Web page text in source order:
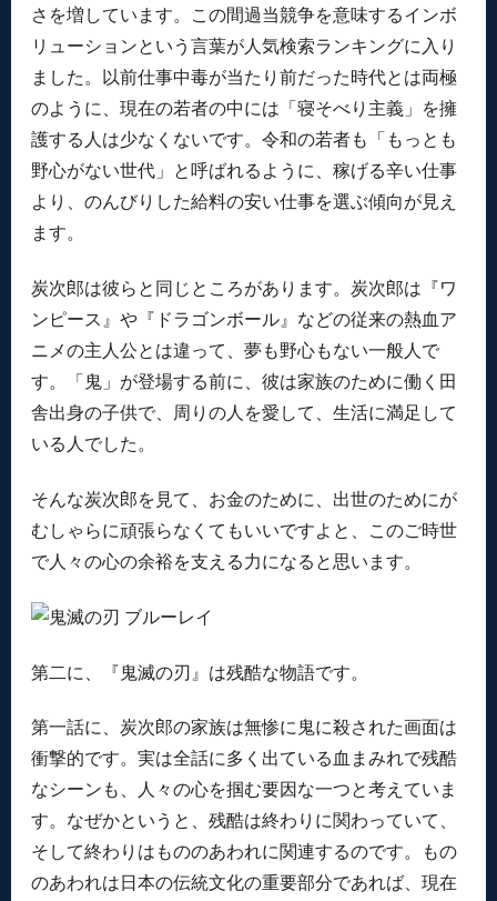
さを増しています。この間過当競争を意味するインボ
リューションという言葉が人気検索ランキングに入り
ました。以前仕事中毒が当たり前だった時代とは両極
のように、現在の若者の中には「寝そべり主義」を擁
護する人は少なくないです。令和の若者も「もっとも
野心がない世代」と呼ばれるように、稼げる辛い仕事
より、のんびりした給料の安い仕事を選ぶ傾向が見え
ます。
炭次郎は彼らと同じところがあります。炭次郎は『ワ
ンピース』や『ドラゴンボール』などの従来の熱血ア
ニメの主人公とは違って、夢も野心もない一般人で
す。「鬼」が登場する前に、彼は家族のために働く田
舎出身の子供で、周りの人を愛して、生活に満足して
いる人でした。
そんな炭次郎を見て、お金のために、出世のためにが
むしゃらに頑張らなくてもいいですよと、このご時世
で人々の心の余裕を支える力になると思います。
第二に、『鬼滅の刃』は残酷な物語です。
第一話に、炭次郎の家族は無惨に鬼に殺された画面は
衝撃的です。実は全話に多く出ている血まみれで残酷
なシーンも、人々の心を掴む要因な一つと考えていま
す。なぜかというと、残酷は終わりに関わっていて、
そして終わりはもののあわれに関連するのです。もの
のあわれは日本の伝統文化の重要部分であれば、現在